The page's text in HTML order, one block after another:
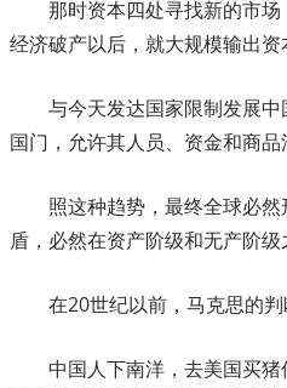
那时资本四处寻找新的市
经济破产以后，就大规模输出
与今天发达国家限制发展
国门，允许其人员、资金和商品
照这种趋势，最终全球必
盾，必然在资产阶级和无产阶
在20世纪以前，马克思的判
中国人下南洋，去美国买